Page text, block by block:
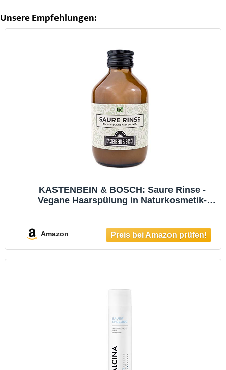
Unsere Empfehlungen:
KASTENBEIN & BOSCH: Saure Rinse -
Vegane Haarspülung in Naturkosmetik-
Amazon